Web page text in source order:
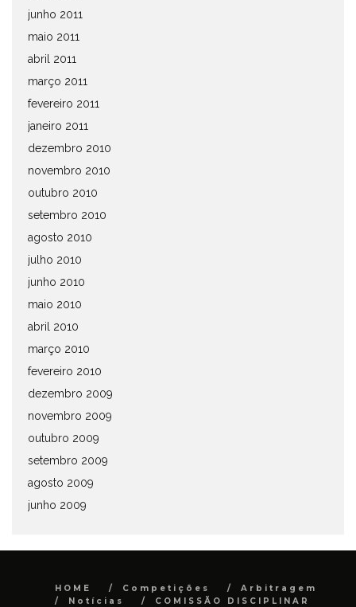
junho 2011
maio 2011
abril 2011
março 2011
fevereiro 2011
janeiro 2011
dezembro 2010
novembro 2010
outubro 2010
setembro 2010
agosto 2010
julho 2010
junho 2010
maio 2010
abril 2010
março 2010
fevereiro 2010
dezembro 2009
novembro 2009
outubro 2009
setembro 2009
agosto 2009
junho 2009
HOME Competições
Arbitragem
Notícias
COMISSÃO DISCIPLINAR